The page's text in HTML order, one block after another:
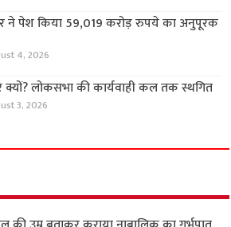
ने पेश किया 59,019 करोड़ रुपये का अनुपूरक
4, 2026
लोकसभा की कार्यवाही कल तक स्थगित
3, 2026